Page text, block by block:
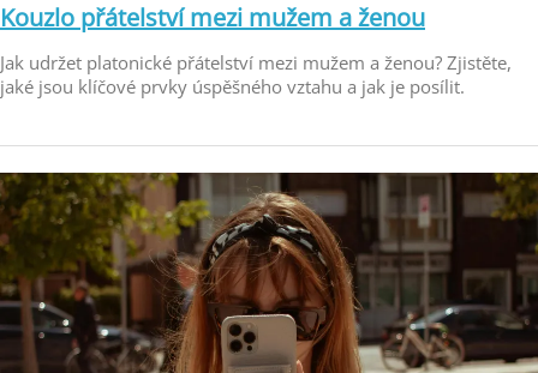
Kouzlo přátelství mezi mužem a ženou
Jak udržet platonické přátelství mezi mužem a ženou? Zjistěte,
jaké jsou klíčové prvky úspěšného vztahu a jak je posílit.